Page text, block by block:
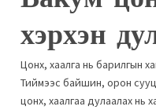
хэрхэн
Цонх, хаалга нь барилгын
Тиймээс байшин, орон
цонх, хаалгаа дулаалах нь